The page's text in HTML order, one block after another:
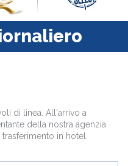
di linea. All'arrivo a
della nostra agenzia
in hotel.